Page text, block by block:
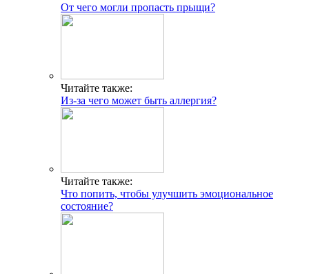
От чего могли пропасть прыщи?
Читайте также:
Из-за чего может быть аллергия?
Читайте также:
Что попить, чтобы улучшить эмоциональное
состояние?